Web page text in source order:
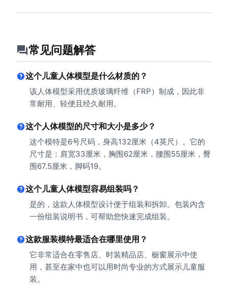
常见问题解答
这个儿童人体模型是什么材质的？
该人体模型采用优质玻璃纤维（FRP）制成，因此非
常耐用、轻便且经久耐用。
这个人体模型的尺寸和大小是多少？
这个模特是6号尺码，身高132厘米（4英尺）。它的
尺寸是：肩宽33厘米，胸围62厘米，腰围55厘米，臀
围67.5厘米，脚码19。
这个儿童人体模型容易组装吗？
是的，这款人体模型设计便于组装和拆卸。包装内含
一份组装说明书，可帮助您快速完成组装。
这款服装模特最适合在哪里使用？
它非常适合在零售店、时装精品店、橱窗展示中使
用，甚至在家中也可以用时尚专业的方式展示儿童服
装。